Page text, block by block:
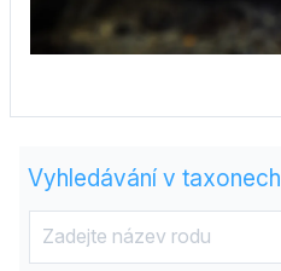
Vyhledávání v taxonech